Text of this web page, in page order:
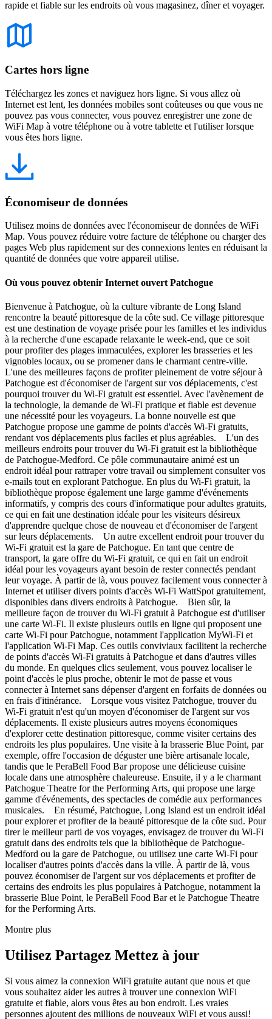
rapide et fiable sur les endroits où vous magasinez, dîner et voyager.
Cartes hors ligne
Téléchargez les zones et naviguez hors ligne. Si vous allez où
Internet est lent, les données mobiles sont coûteuses ou que vous ne
pouvez pas vous connecter, vous pouvez enregistrer une zone de
WiFi Map à votre téléphone ou à votre tablette et l'utiliser lorsque
vous êtes hors ligne.
Économiseur de données
Utilisez moins de données avec l'économiseur de données de WiFi
Map. Vous pouvez réduire votre facture de téléphone ou charger des
pages Web plus rapidement sur des connexions lentes en réduisant la
quantité de données que votre appareil utilise.
Où vous pouvez obtenir Internet ouvert Patchogue
Bienvenue à Patchogue, où la culture vibrante de Long Island
rencontre la beauté pittoresque de la côte sud. Ce village pittoresque
est une destination de voyage prisée pour les familles et les individus
à la recherche d'une escapade relaxante le week-end, que ce soit
pour profiter des plages immaculées, explorer les brasseries et les
vignobles locaux, ou se promener dans le charmant centre-ville.
L'une des meilleures façons de profiter pleinement de votre séjour à
Patchogue est d'économiser de l'argent sur vos déplacements, c'est
pourquoi trouver du Wi-Fi gratuit est essentiel. Avec l'avènement de
la technologie, la demande de Wi-Fi pratique et fiable est devenue
une nécessité pour les voyageurs. La bonne nouvelle est que
Patchogue propose une gamme de points d'accès Wi-Fi gratuits,
rendant vos déplacements plus faciles et plus agréables. L'un des
meilleurs endroits pour trouver du Wi-Fi gratuit est la bibliothèque
de Patchogue-Medford. Ce pôle communautaire animé est un
endroit idéal pour rattraper votre travail ou simplement consulter vos
e-mails tout en explorant Patchogue. En plus du Wi-Fi gratuit, la
bibliothèque propose également une large gamme d'événements
informatifs, y compris des cours d'informatique pour adultes gratuits,
ce qui en fait une destination idéale pour les visiteurs désireux
d'apprendre quelque chose de nouveau et d'économiser de l'argent
sur leurs déplacements. Un autre excellent endroit pour trouver du
Wi-Fi gratuit est la gare de Patchogue. En tant que centre de
transport, la gare offre du Wi-Fi gratuit, ce qui en fait un endroit
idéal pour les voyageurs ayant besoin de rester connectés pendant
leur voyage. À partir de là, vous pouvez facilement vous connecter à
Internet et utiliser divers points d'accès Wi-Fi WattSpot gratuitement,
disponibles dans divers endroits à Patchogue. Bien sûr, la
meilleure façon de trouver du Wi-Fi gratuit à Patchogue est d'utiliser
une carte Wi-Fi. Il existe plusieurs outils en ligne qui proposent une
carte Wi-Fi pour Patchogue, notamment l'application MyWi-Fi et
l'application Wi-Fi Map. Ces outils conviviaux facilitent la recherche
de points d'accès Wi-Fi gratuits à Patchogue et dans d'autres villes
du monde. En quelques clics seulement, vous pouvez localiser le
point d'accès le plus proche, obtenir le mot de passe et vous
connecter à Internet sans dépenser d'argent en forfaits de données ou
en frais d'itinérance. Lorsque vous visitez Patchogue, trouver du
Wi-Fi gratuit n'est qu'un moyen d'économiser de l'argent sur vos
déplacements. Il existe plusieurs autres moyens économiques
d'explorer cette destination pittoresque, comme visiter certains des
endroits les plus populaires. Une visite à la brasserie Blue Point, par
exemple, offre l'occasion de déguster une bière artisanale locale,
tandis que le PeraBell Food Bar propose une délicieuse cuisine
locale dans une atmosphère chaleureuse. Ensuite, il y a le charmant
Patchogue Theatre for the Performing Arts, qui propose une large
gamme d'événements, des spectacles de comédie aux performances
musicales. En résumé, Patchogue, Long Island est un endroit idéal
pour explorer et profiter de la beauté pittoresque de la côte sud. Pour
tirer le meilleur parti de vos voyages, envisagez de trouver du Wi-Fi
gratuit dans des endroits tels que la bibliothèque de Patchogue-
Medford ou la gare de Patchogue, ou utilisez une carte Wi-Fi pour
localiser d'autres points d'accès dans la ville. À partir de là, vous
pouvez économiser de l'argent sur vos déplacements et profiter de
certains des endroits les plus populaires à Patchogue, notamment la
brasserie Blue Point, le PeraBell Food Bar et le Patchogue Theatre
for the Performing Arts.
Montre plus
Utilisez Partagez Mettez à jour
Si vous aimez la connexion WiFi gratuite autant que nous et que
vous souhaitez aider les autres à trouver une connexion WiFi
gratuite et fiable, alors vous êtes au bon endroit. Les vraies
personnes ajoutent des millions de nouveaux WiFi et vous aussi!